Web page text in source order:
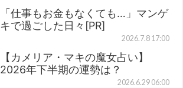
「仕事もお金もなくても…」マンゲ
キで過ごした日々[PR]
2026.7.8 17:00
【カメリア・マキの魔女占い】
2026年下半期の運勢は？
2026.6.29 06:00